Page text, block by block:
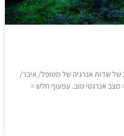
של שדות אנרגיה של מטופל/ איבר/
אנרגטי טוב. עפעוף חלש =